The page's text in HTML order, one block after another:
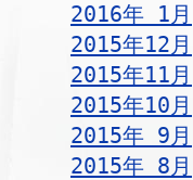
2016年 1月
2015年12月
2015年11月
2015年10月
2015年 9月
2015年 8月